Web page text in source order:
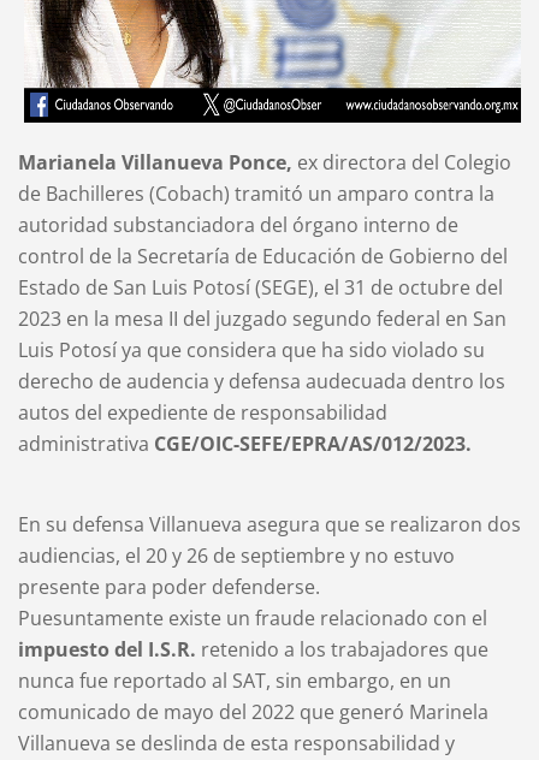
Marianela Villanueva Ponce, ex directora del Colegio
de Bachilleres (Cobach) tramitó un amparo contra la
autoridad substanciadora del órgano interno de
control de la Secretaría de Educación de Gobierno del
Estado de San Luis Potosí (SEGE), el 31 de octubre del
2023 en la mesa II del juzgado segundo federal en San
Luis Potosí ya que considera que ha sido violado su
derecho de audencia y defensa audecuada dentro los
autos del expediente de responsabilidad
administrativa CGE/OIC-SEFE/EPRA/AS/012/2023.
En su defensa Villanueva asegura que se realizaron dos
audiencias, el 20 y 26 de septiembre y no estuvo
presente para poder defenderse.
Puesuntamente existe un fraude relacionado con el
impuesto del I.S.R. retenido a los trabajadores que
nunca fue reportado al SAT, sin embargo, en un
comunicado de mayo del 2022 que generó Marinela
Villanueva se deslinda de esta responsabilidad y